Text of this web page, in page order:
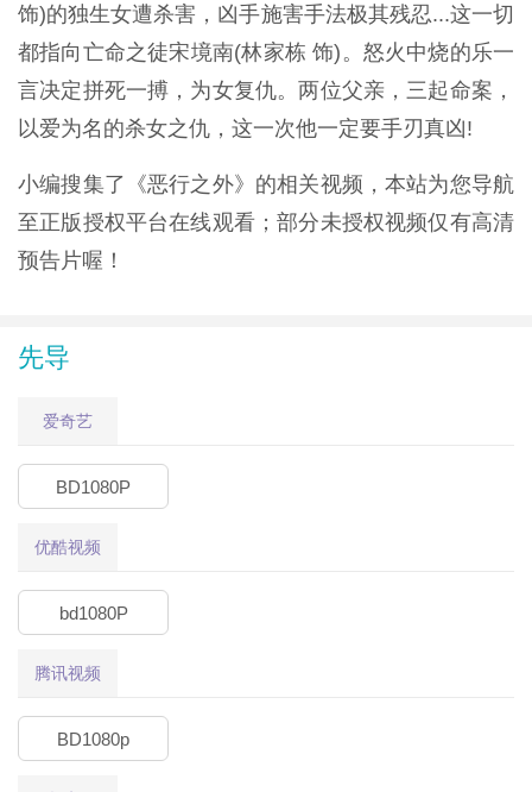
饰)的独生女遭杀害，凶手施害手法极其残忍...这一切
都指向亡命之徒宋境南(林家栋 饰)。怒火中烧的乐一
言决定拼死一搏，为女复仇。两位父亲，三起命案，
以爱为名的杀女之仇，这一次他一定要手刃真凶!
小编搜集了《恶行之外》的相关视频，本站为您导航
至正版授权平台在线观看；部分未授权视频仅有高清
预告片喔！
先导
爱奇艺
BD1080P
优酷视频
bd1080P
腾讯视频
BD1080p